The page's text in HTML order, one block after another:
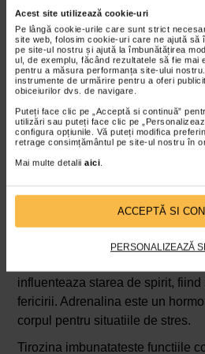
Acest site utilizează cookie-uri
Pe lângă cookie-urile care sunt strict
site web, folosim cookie-uri care ne ajută să
pe site-ul nostru și ajută la îmbunătățirea
ul, de exemplu, făcând rezultatele să fie mai
pentru a măsura performanța site-ului
instrumente de urmărire pentru a oferi
obiceiurilor dvs. de navigare.
Puteți face clic pe „Acceptă si continuă”
utilizări sau puteți face clic pe
configura opțiunile. Vă puteți modifica
retrage consimțământul pe site-ul nostru în
Mai multe detalii aici.
ACCEPTĂ SI
PERSONALIZEAZĂ
arginina in cazurile de oboseala
rezistenta organismului si
leziunile musculare si stresul
poate imbunatati performanta si
Tirozina
Tirozina este un alt aminoacid
bogate in proteine, cum ar fi
Tirozina este importanta pentru
influenteaza starea de spirit, fiind
fericirii. Adrenalina este un
corpul pentru situatiile de stres.
Tirozina imbunatateste functiile